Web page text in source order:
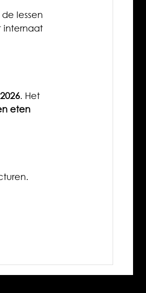
lessen
internaat
. Het
eten